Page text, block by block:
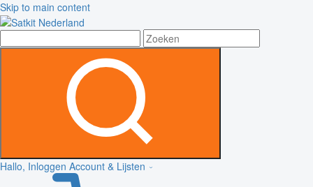
Skip to main content
Hallo, Inloggen Account & Lijsten